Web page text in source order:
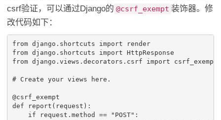
csrf验证，可以通过Django的 @csrf_exempt 装饰器。修
改代码如下：
from django.shortcuts import
render
from django.shortcuts import HttpResponse
from django.views.decorators.csrf import csrf_exempt
# Create your views here.
@csrf_exempt
def
report ( request ):
if
request . method == "POST" :